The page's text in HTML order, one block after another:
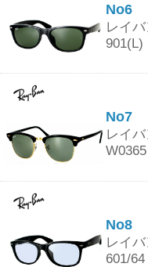
No6
レイ
901(L)
No7
レイ
W0365
No8
レイ
601/64